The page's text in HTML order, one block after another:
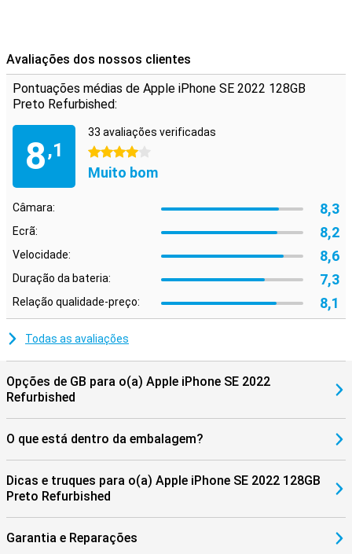
Avaliações dos nossos clientes
Pontuações médias de Apple iPhone SE 2022 128GB
Preto Refurbished:
8,1
33 avaliações verificadas
4 estrelas
Muito bom
Câmara: 8,3
Ecrã: 8,2
Velocidade: 8,6
Duração da bateria: 7,3
Relação qualidade-preço: 8,1
Todas as avaliações
Opções de GB para o(a) Apple iPhone SE 2022
Refurbished
O que está dentro da embalagem?
Dicas e truques para o(a) Apple iPhone SE 2022 128GB
Preto Refurbished
Garantia e Reparações